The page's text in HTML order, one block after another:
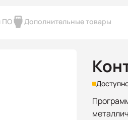
ПО Дополнительные товары